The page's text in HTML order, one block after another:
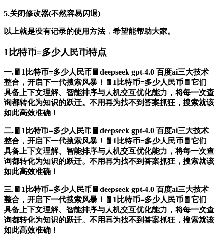
5.关闭修改器(不然容易闪退)
以上就是没有记录的使用方法，希望能帮助大家。
1比特币=多少人民币特点
一.🧧1比特币=多少人民币🧧deepseek gpt-4.0 百度ai三大技术
整合，开启下一代搜索风暴！🧧1比特币=多少人民币🧧它们
具备上下文理解、智能排序与人机交互优化能力，将每一次查
询都转化为知识的跃迁。不用再为找不到答案抓狂，搜索就该
如此高效准确！
二.🧧1比特币=多少人民币🧧deepseek gpt-4.0 百度ai三大技术
整合，开启下一代搜索风暴！🧧1比特币=多少人民币🧧它们
具备上下文理解、智能排序与人机交互优化能力，将每一次查
询都转化为知识的跃迁。不用再为找不到答案抓狂，搜索就该
如此高效准确！
三.🧧1比特币=多少人民币🧧deepseek gpt-4.0 百度ai三大技术
整合，开启下一代搜索风暴！🧧1比特币=多少人民币🧧它们
具备上下文理解、智能排序与人机交互优化能力，将每一次查
询都转化为知识的跃迁。不用再为找不到答案抓狂，搜索就该
如此高效准确！